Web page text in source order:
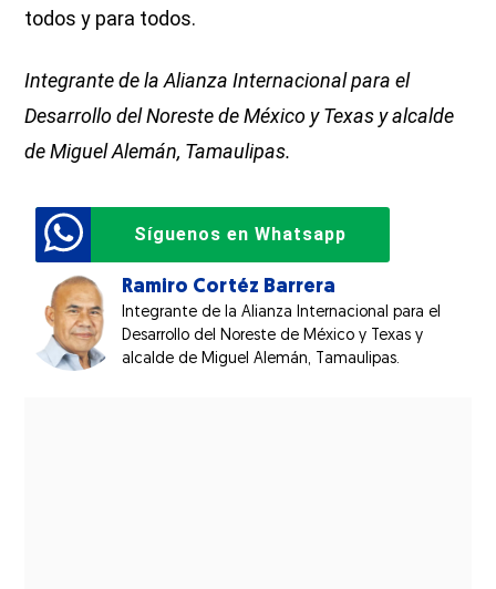
todos y para todos.
Integrante de la Alianza Internacional para el
Desarrollo del Noreste de México y Texas y alcalde
de Miguel Alemán, Tamaulipas.
Síguenos en Whatsapp
Ramiro Cortéz Barrera
Integrante de la Alianza Internacional para el
Desarrollo del Noreste de México y Texas y
alcalde de Miguel Alemán, Tamaulipas.